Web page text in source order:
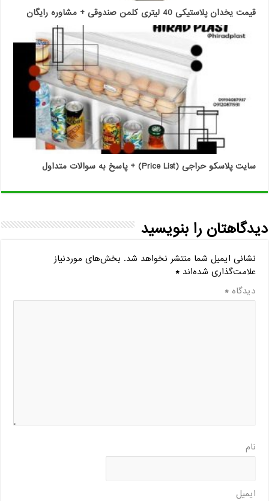
قیمت یخدان پلاستیکی 40 لیتری کلمن صندوقی + مشاوره رایگان
سایت پلاسکو حراجی (Price List) + پاسخ به سوالات متداول
دیدگاهتان را بنویسید
نشانی ایمیل شما منتشر نخواهد شد. بخش‌های موردنیاز
علامت‌گذاری شده‌اند*
دیدگاه*
نام
ایمیل